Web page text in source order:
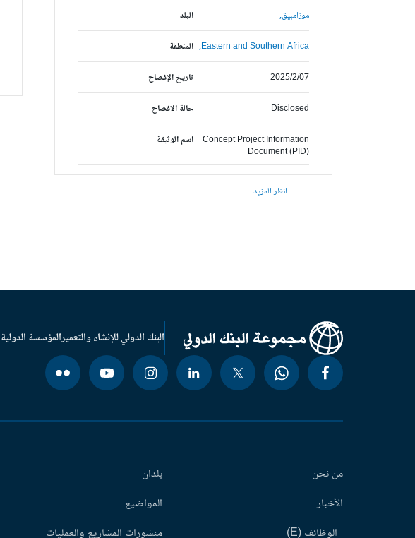
البلد موزامبيق,
المنطقة Eastern and Southern Africa,
تاريخ الإفصاح 2025/2/07
حالة الافصاح Disclosed
اسم الوثيقة
Concept Project Information
Document (PID)
انظر المزيد
البنك الدولي للإنشاء والتعميرالمؤسسة الدولية
من نحن
الأخبار
الوظائف (E)
بلدان
المواضيع
منشورات المشاريع والعمليات